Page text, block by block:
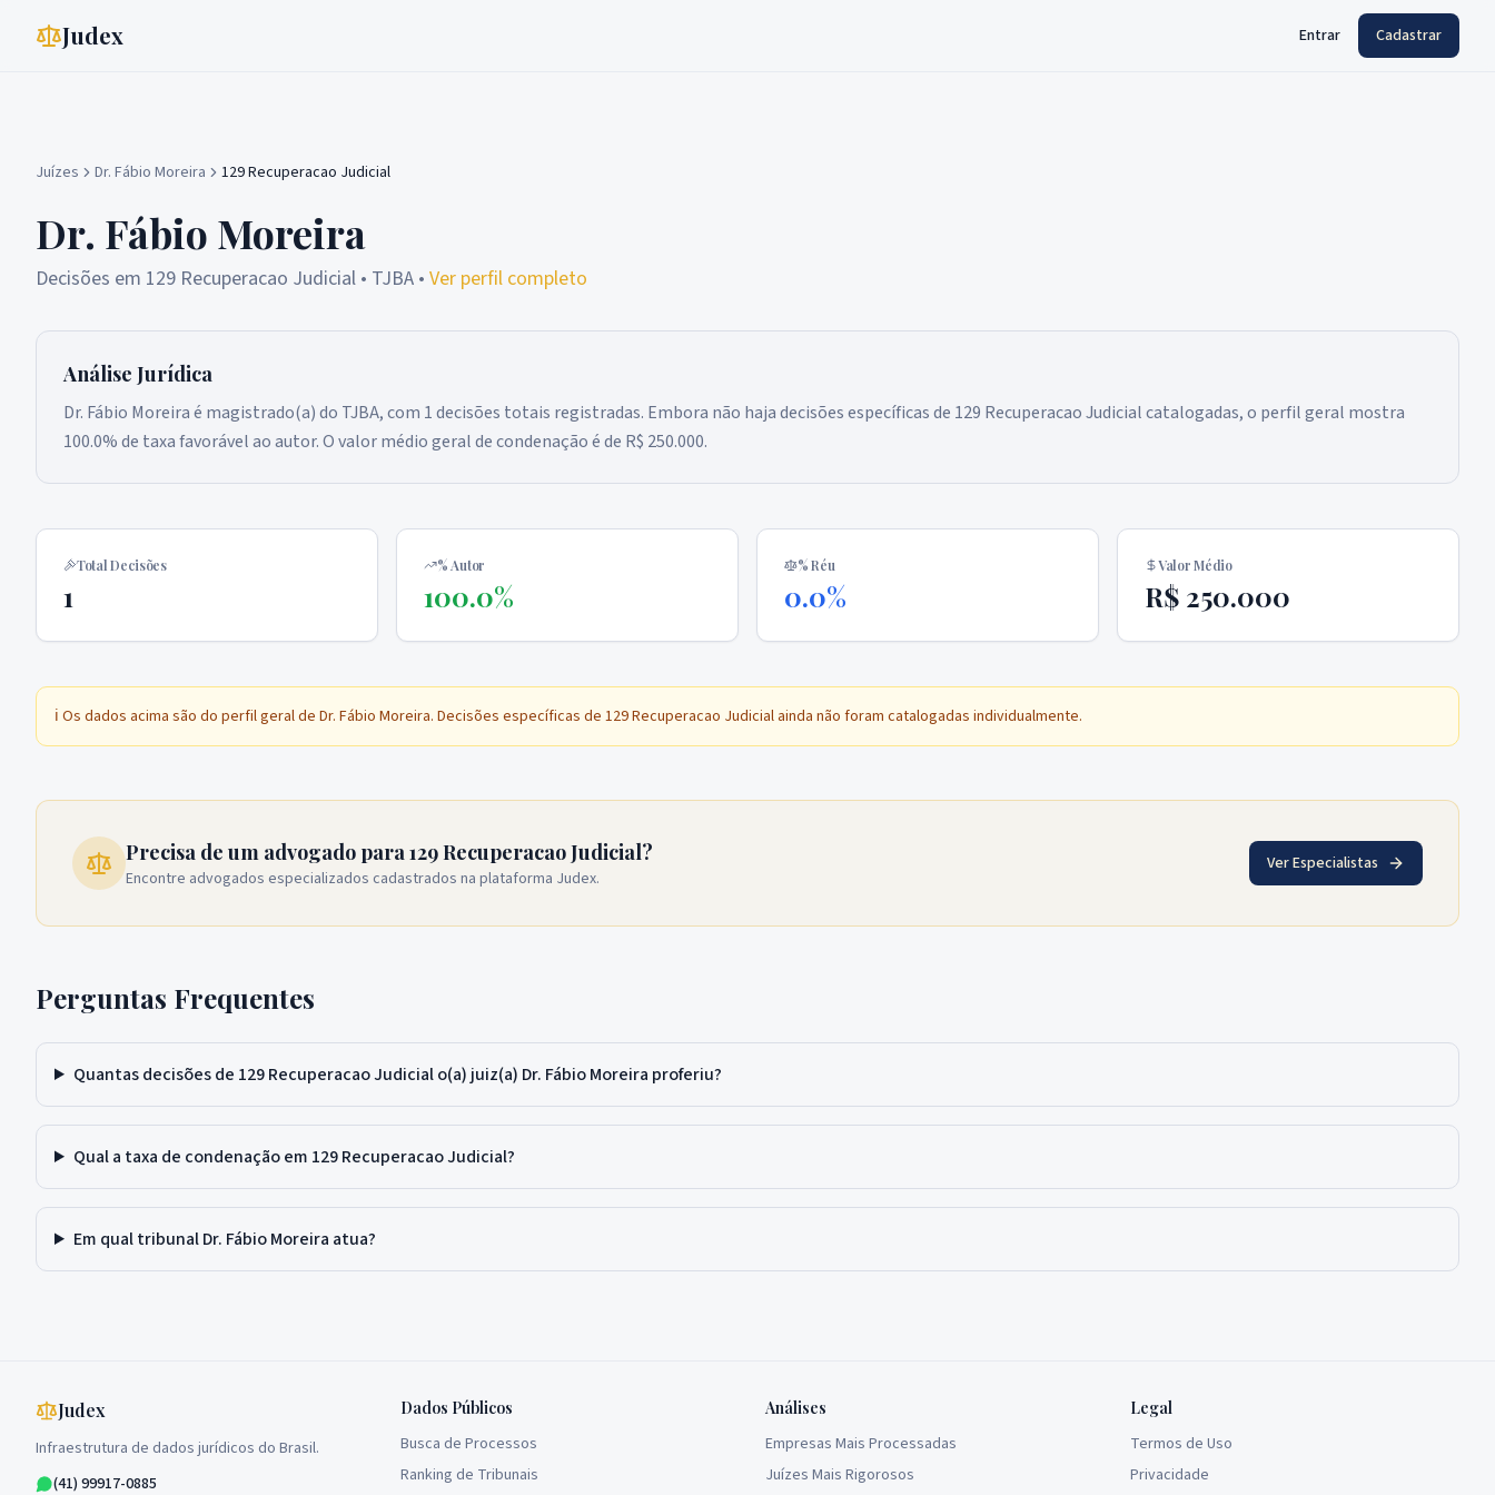
Judex Entrar Cadastrar
Juízes Dr. Fábio Moreira 129 Recuperacao Judicial
Dr. Fábio Moreira
Decisões em 129 Recuperacao Judicial • TJBA • Ver perfil completo
Análise Jurídica
Dr. Fábio Moreira é magistrado(a) do TJBA, com 1 decisões totais registradas. Embora não haja decisões específicas de 129 Recuperacao Judicial catalogadas, o perfil geral mostra
100.0% de taxa favorável ao autor. O valor médio geral de condenação é de R$ 250.000.
Total Decisões
1
% Autor
100.0%
% Réu
0.0%
Valor Médio
R$ 250.000
ℹ️ Os dados acima são do perfil geral de Dr. Fábio Moreira. Decisões específicas de 129 Recuperacao Judicial ainda não foram catalogadas individualmente.
Precisa de um advogado para 129 Recuperacao Judicial?
Encontre advogados especializados cadastrados na plataforma Judex.
Ver Especialistas
Perguntas Frequentes
Quantas decisões de 129 Recuperacao Judicial o(a) juiz(a) Dr. Fábio Moreira proferiu?
Qual a taxa de condenação em 129 Recuperacao Judicial?
Em qual tribunal Dr. Fábio Moreira atua?
Judex
Infraestrutura de dados jurídicos do Brasil.
(41) 99917-0885
Dados Públicos
Busca de Processos
Ranking de Tribunais
Análises
Empresas Mais Processadas
Juízes Mais Rigorosos
Legal
Termos de Uso
Privacidade